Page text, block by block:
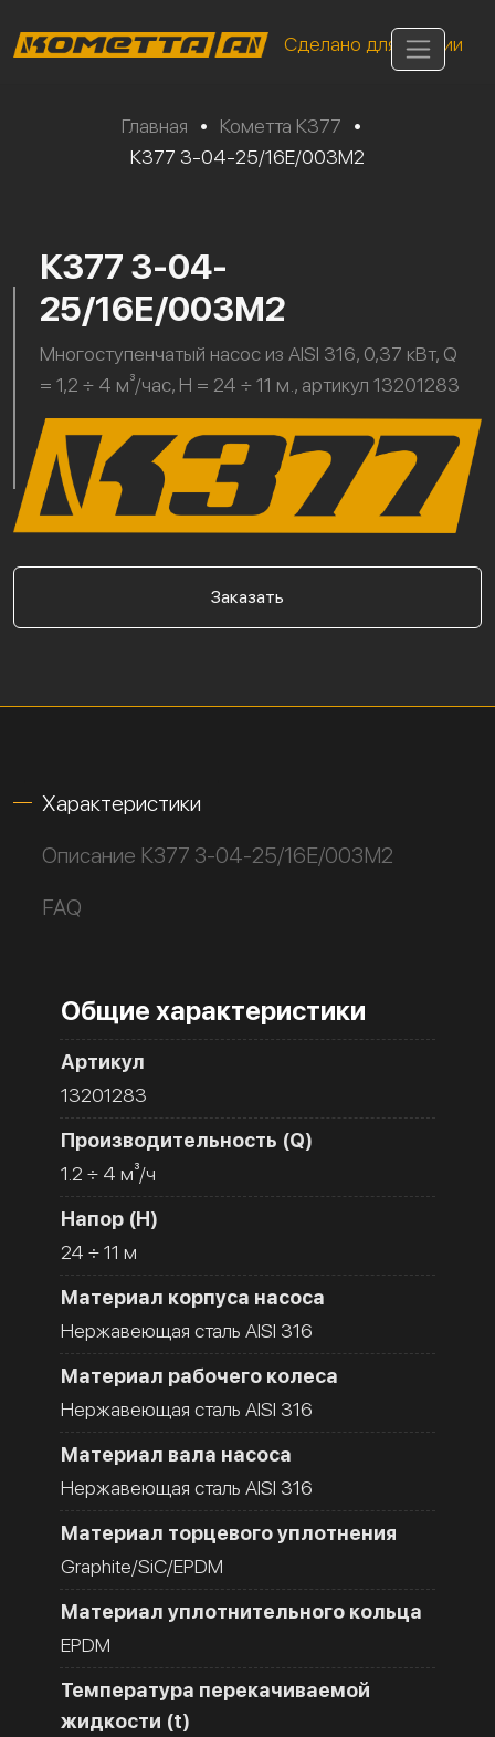
Сделано для России
Главная • Кометта К377
•
К377 3-04-25/16Е/003М2
К377 3-04-
25/16Е/003М2
Многоступенчатый насос из AISI 316, 0,37 кВт, Q
= 1,2 ÷ 4 м³/час, H = 24 ÷ 11 м., артикул 13201283
Заказать
Характеристики
Описание К377 3-04-25/16Е/003М2
FAQ
Общие характеристики
Артикул
13201283
Производительность (Q)
1.2 ÷ 4 м³/ч
Напор (H)
24 ÷ 11 м
Материал корпуса насоса
Нержавеющая сталь AISI 316
Материал рабочего колеса
Нержавеющая сталь AISI 316
Материал вала насоса
Нержавеющая сталь AISI 316
Материал торцевого уплотнения
Graphite/SiC/EPDM
Материал уплотнительного кольца
EPDM
Температура перекачиваемой
жидкости (t)